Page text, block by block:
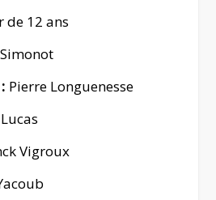
de 12 ans
Pierre Longuenesse
Vigroux